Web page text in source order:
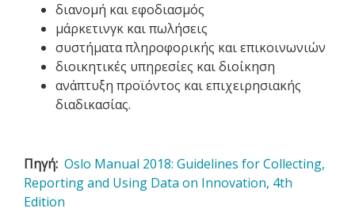
διανομή και εφοδιασμός
μάρκετινγκ και πωλήσεις
συστήματα πληροφορικής και επικοινωνιών
διοικητικές υπηρεσίες και διοίκηση
ανάπτυξη προϊόντος και επιχειρησιακής
διαδικασίας.
Πηγή Oslo Manual 2018: Guidelines for Collecting,
Reporting and Using Data on Innovation, 4th
Edition